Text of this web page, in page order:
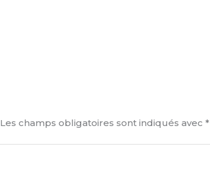
Les champs obligatoires sont indiqués avec*